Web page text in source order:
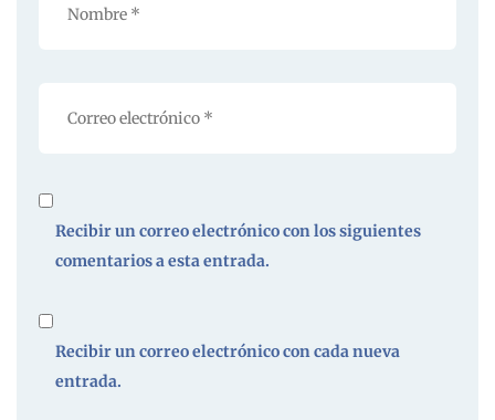
Recibir un correo electrónico con los siguientes
comentarios a esta entrada.
Recibir un correo electrónico con cada nueva
entrada.